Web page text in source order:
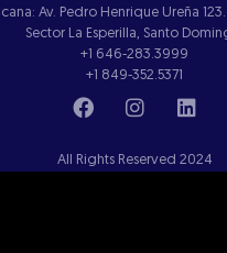
Av. Pedro Henrique Ureña 123.
Sector La Esperilla, Santo
+1 646-283.3999
+1 849-352.5371
All Rights Reserved 2024